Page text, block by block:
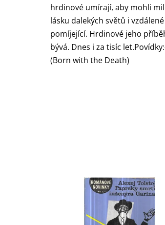
hrdinové umírají, aby mohli
lásku dalekých světů i
pomíjející. Hrdinové jeho
bývá. Dnes i za tisíc
(Born with the Death)